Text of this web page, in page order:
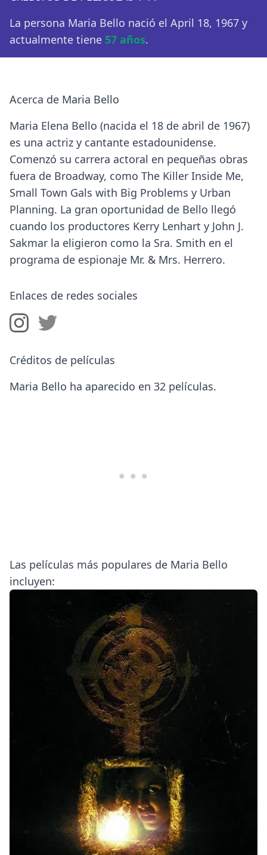
La persona Maria Bello nació el April 18, 1967 y
actualmente tiene 57 años.
Acerca de Maria Bello
Maria Elena Bello (nacida el 18 de abril de 1967)
es una actriz y cantante estadounidense.
Comenzó su carrera actoral en pequeñas obras
fuera de Broadway, como The Killer Inside Me,
Small Town Gals with Big Problems y Urban
Planning. La gran oportunidad de Bello llegó
cuando los productores Kerry Lenhart y John J.
Sakmar la eligieron como la Sra. Smith en el
programa de espionaje Mr. & Mrs. Herrero.
Enlaces de redes sociales
Créditos de películas
Maria Bello ha aparecido en 32 películas.
Las películas más populares de Maria Bello
incluyen: